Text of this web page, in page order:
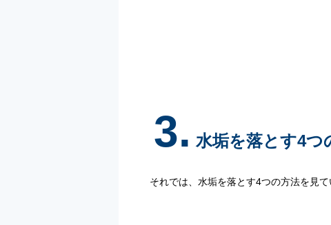
3. 水垢を落とす4つ
それでは、水垢を落とす4つの方法を見て